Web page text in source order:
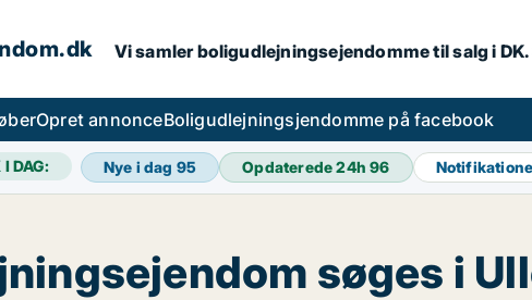
Vi samler boligudlejningsejendomme til salg i
Opret annonceBoligudlejningsjendomme på facebook
DAG: Nye i dag 95 Opdaterede 24h96
søges i